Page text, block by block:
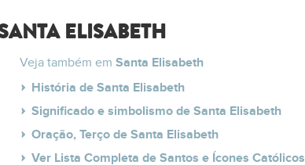
ELISABETH
Veja também em Santa Elisabeth
História de Santa Elisabeth
Significado e simbolismo de Santa Elisabeth
Oração, Terço de Santa Elisabeth
Ver Lista Completa de Santos e Ícones Católicos